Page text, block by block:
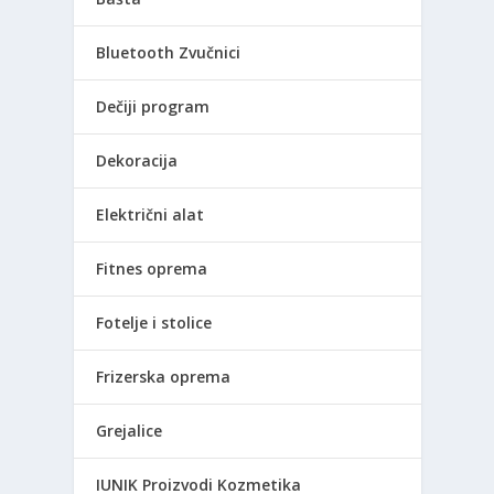
Bluetooth Zvučnici
Dečiji program
Dekoracija
Električni alat
Fitnes oprema
Fotelje i stolice
Frizerska oprema
Grejalice
IUNIK Proizvodi Kozmetika